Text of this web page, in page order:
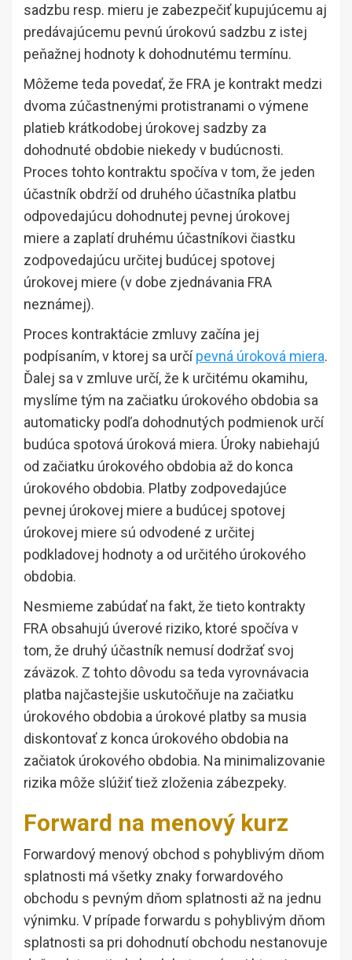
sadzbu resp. mieru je zabezpečiť kupujúcemu aj
predávajúcemu pevnú úrokovú sadzbu z istej
peňažnej hodnoty k dohodnutému termínu.
Môžeme teda povedať, že FRA je kontrakt medzi
dvoma zúčastnenými protistranami o výmene
platieb krátkodobej úrokovej sadzby za
dohodnuté obdobie niekedy v budúcnosti.
Proces tohto kontraktu spočíva v tom, že jeden
účastník obdrží od druhého účastníka platbu
odpovedajúcu dohodnutej pevnej úrokovej
miere a zaplatí druhému účastníkovi čiastku
zodpovedajúcu určitej budúcej spotovej
úrokovej miere (v dobe zjednávania FRA
neznámej).
Proces kontraktácie zmluvy začína jej
podpísaním, v ktorej sa určípevná úroková miera.
Ďalej sa v zmluve určí, že k určitému okamihu,
myslíme tým na začiatku úrokového obdobia sa
automaticky podľa dohodnutých podmienok určí
budúca spotová úroková miera. Úroky nabiehajú
od začiatku úrokového obdobia až do konca
úrokového obdobia. Platby zodpovedajúce
pevnej úrokovej miere a budúcej spotovej
úrokovej miere sú odvodené z určitej
podkladovej hodnoty a od určitého úrokového
obdobia.
Nesmieme zabúdať na fakt, že tieto kontrakty
FRA obsahujú úverové riziko, ktoré spočíva v
tom, že druhý účastník nemusí dodržať svoj
záväzok. Z tohto dôvodu sa teda vyrovnávacia
platba najčastejšie uskutočňuje na začiatku
úrokového obdobia a úrokové platby sa musia
diskontovať z konca úrokového obdobia na
začiatok úrokového obdobia. Na minimalizovanie
rizika môže slúžiť tiež zloženia zábezpeky.
Forward na menový kurz
Forwardový menový obchod s pohyblivým dňom
splatnosti má všetky znaky forwardového
obchodu s pevným dňom splatnosti až na jednu
výnimku. V prípade forwardu s pohyblivým dňom
splatnosti sa pri dohodnutí obchodu nestanovuje